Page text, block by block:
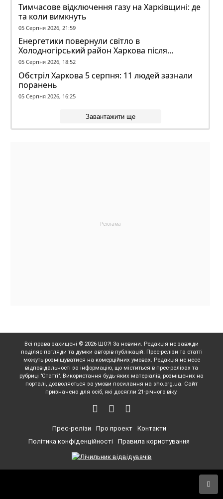
Тимчасове відключення газу на Харківщині: де
та коли вимкнуть
05 Серпня 2026, 21:59
Енергетики повернули світло в
Холодногірський район Харкова після
ворожого обстрілу
05 Серпня 2026, 18:52
Обстріл Харкова 5 серпня: 11 людей зазнали
поранень
05 Серпня 2026, 16:25
Завантажити ще
Всі права захищені © 2026 ШО?! За новини. Редакція не завжди
поділяє погляди та думки авторів публікацій. Прес-релізи та статті
можуть розміщуватися на комерційних умовах. Редакція не несе
відповідальності за інформацію, що міститься в прес-релізах та
рубриці "Статті". Використання будь-яких матеріалів, розміщених на
порталі, дозволяється за умови посилання на sho.org.ua. Сайт
призначено для осіб, які досягли 21-річного віку.
Прес-релізи Про проект
Контакти
Політика конфіденційності
Правила користування